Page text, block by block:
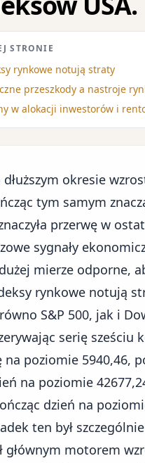
STRONIE
rynkowe notują straty
przeszkody a nastroje
w alokacji inwestorów i
dłuższym okresie
tym samym
przerwę w
sygnały
mierze odporne,
rynkowe notują
S&P 500, jak i
serię sześciu
na poziomie 5940,46,
na poziomie
dzień na
ten był
głównym motorem